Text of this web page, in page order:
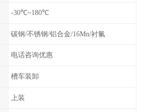
-30℃~180℃
碳钢/不锈钢/铝合金/16Mn/衬氟
电话咨询优惠
槽车装卸
上装